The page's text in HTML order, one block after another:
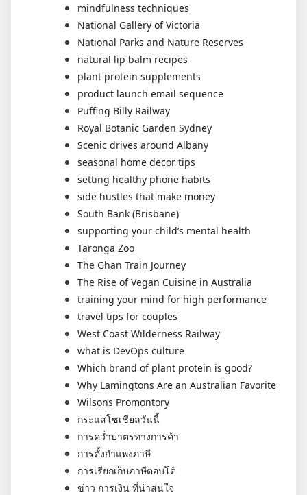
mindfulness techniques
National Gallery of Victoria
National Parks and Nature Reserves
natural lip balm recipes
plant protein supplements
product launch email sequence
Puffing Billy Railway
Royal Botanic Garden Sydney
Scenic drives around Albany
seasonal home decor tips
setting healthy phone habits
side hustles that make money
South Bank (Brisbane)
supporting your child’s mental health
Taronga Zoo
The Ghan Train Journey
The Rise of Vegan Cuisine in Australia
training your mind for high performance
travel tips for couples
West Coast Wilderness Railway
what is DevOps culture
Which brand of plant protein is good?
Why Lamingtons Are an Australian Favorite
Wilsons Promontory
กระแสโซเชียลวันนี้
การคว่ำบาตรทางการค้า
การตั้งกำแพงภาษี
การเรียกเก็บภาษีตอบโต้
ข่าว การเงิน ที่น่าสนใจ